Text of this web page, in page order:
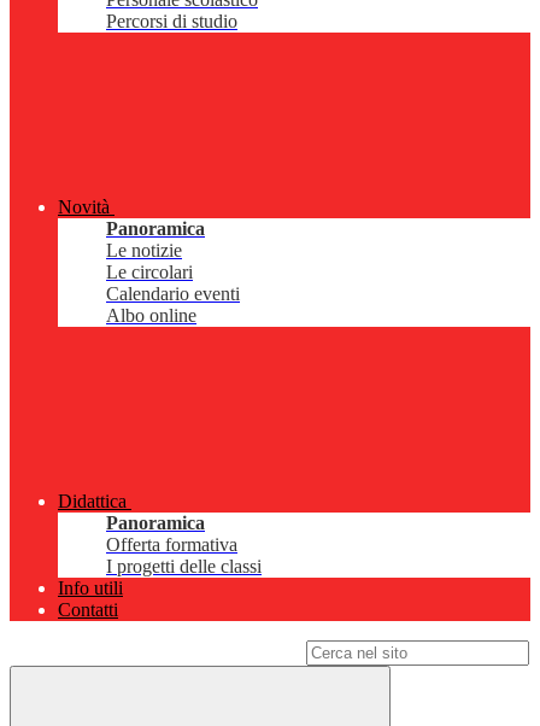
Percorsi di studio
Novità
Panoramica
Le notizie
Le circolari
Calendario eventi
Albo online
Didattica
Panoramica
Offerta formativa
I progetti delle classi
Info utili
Contatti